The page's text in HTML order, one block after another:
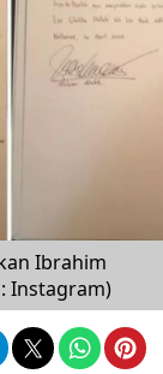
Ibrahim
Instagram)